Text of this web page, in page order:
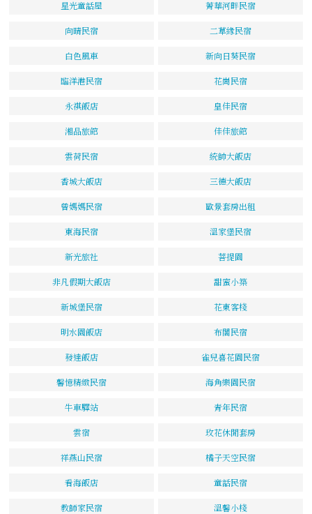
星光童話屋 菁華河畔民宿
向晴民宿 二草緣民宿
白色風車 新向日葵民宿
臨洋港民宿 花崗民宿
永祺飯店 皇佳民宿
湘品旅館 佳佳旅館
雲荷民宿 統帥大飯店
香城大飯店 三德大飯店
曾媽媽民宿 歐景套房出租
東海民宿 溫家堡民宿
新光旅社 菩提園
非凡假期大飯店 甜蜜小築
新城堡民宿 花東客棧
明水園飯店 布閣民宿
發達飯店 雀兒喜花園民宿
馨憶精緻民宿 海角樂園民宿
牛車驛站 青年民宿
雲宿 玫花休閒套房
祥燕山民宿 橘子天空民宿
看海飯店 童話民宿
教師家民宿 溫馨小棧